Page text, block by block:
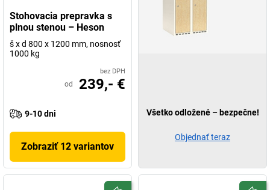
Stohovacia prepravka s
plnou stenou – Heson
š x d 800 x 1200 mm, nosnosť
1000 kg
bez DPH
od 239,- €
9-10 dni
Zobraziť 12 variantov
Všetko odložené – bezpečne!
Objednať teraz